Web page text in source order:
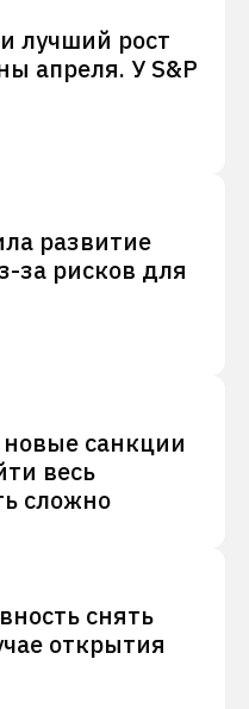
лучший рост
апреля. У S&P
развитие
за рисков для
санкции
весь
сложно
снять
открытия